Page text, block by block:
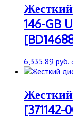
146-GB
6,335.89 руб.
Жесткий
[371142-